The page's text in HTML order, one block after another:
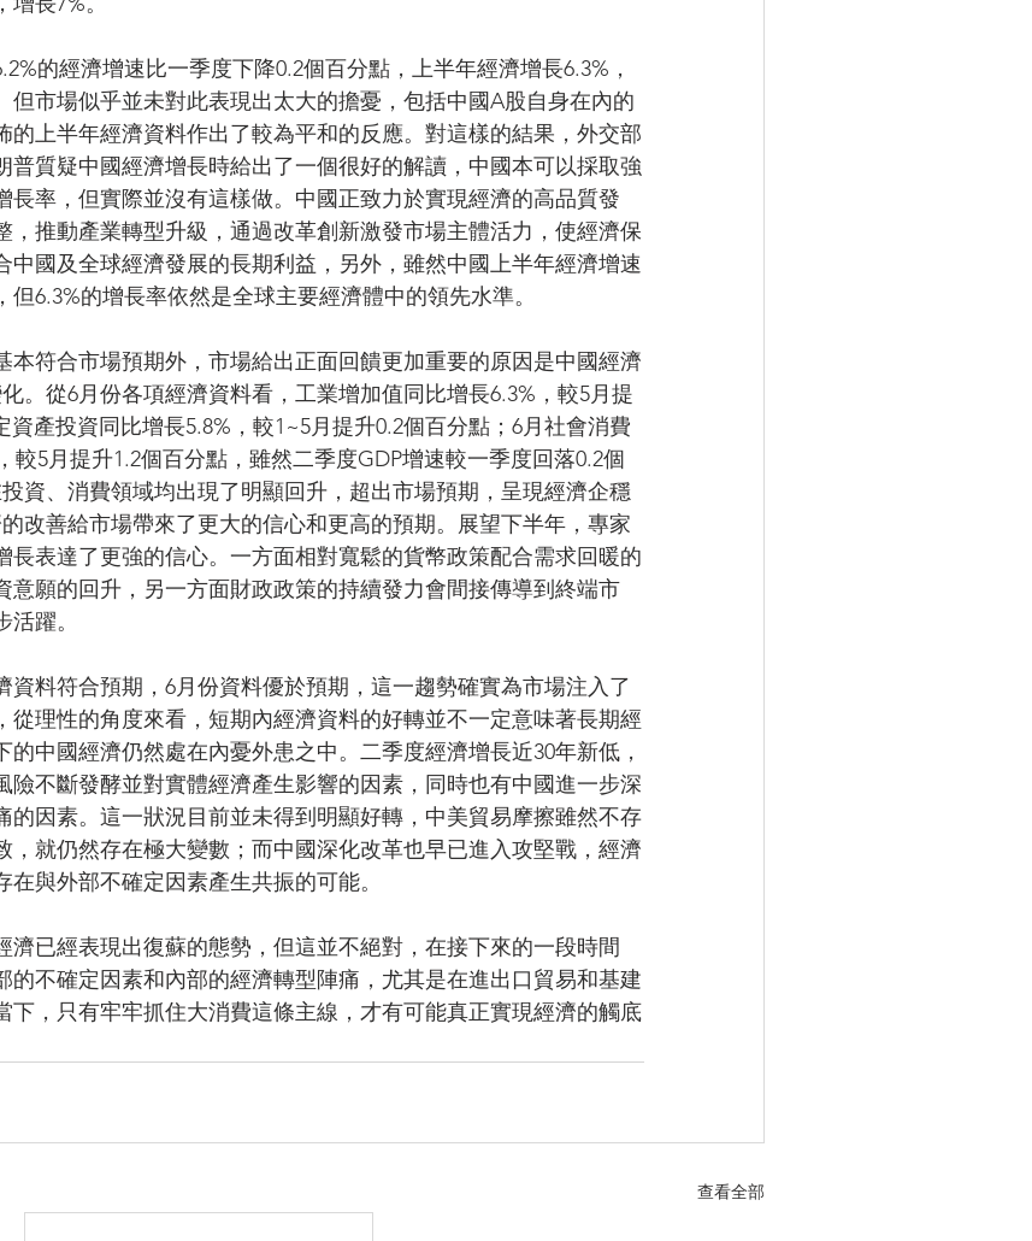
的經濟增速比一季度下降0.2個百分點，上半年經濟增長6.3%，
但市場似乎並未對此表現出太大的擔憂，包括中國A股自身在內的
的上半年經濟資料作出了較為平和的反應。對這樣的結果，外交部
普質疑中國經濟增長時給出了一個很好的解讀，中國本可以採取強
長率，但實際並沒有這樣做。中國正致力於實現經濟的高品質發
，推動產業轉型升級，通過改革創新激發市場主體活力，使經濟保
中國及全球經濟發展的長期利益，另外，雖然中國上半年經濟增速
6.3%的增長率依然是全球主要經濟體中的領先水準。
本符合市場預期外，市場給出正面回饋更加重要的原因是中國經濟
。從6月份各項經濟資料看，工業增加值同比增長6.3%，較5月提
資產投資同比增長5.8%，較1~5月提升0.2個百分點；6月社會消費
較5月提升1.2個百分點，雖然二季度GDP增速較一季度回落0.2個
資、消費領域均出現了明顯回升，超出市場預期，呈現經濟企穩
改善給市場帶來了更大的信心和更高的預期。展望下半年，專家
長表達了更強的信心。一方面相對寬鬆的貨幣政策配合需求回暖的
意願的回升，另一方面財政政策的持續發力會間接傳導到終端市
躍。
資料符合預期，6月份資料優於預期，這一趨勢確實為市場注入了
從理性的角度來看，短期內經濟資料的好轉並不一定意味著長期經
中國經濟仍然處在內憂外患之中。二季度經濟增長近30年新低，
險不斷發酵並對實體經濟產生影響的因素，同時也有中國進一步深
的因素。這一狀況目前並未得到明顯好轉，中美貿易摩擦雖然不存
，就仍然存在極大變數；而中國深化改革也早已進入攻堅戰，經濟
與外部不確定因素產生共振的可能。
濟已經表現出復蘇的態勢，但這並不絕對，在接下來的一段時間
的不確定因素和內部的經濟轉型陣痛，尤其是在進出口貿易和基建
下，只有牢牢抓住大消費這條主線，才有可能真正實現經濟的觸底
查看全部